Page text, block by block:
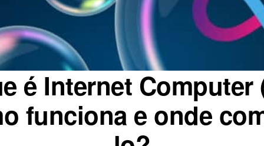
é Internet Computer
funciona e onde